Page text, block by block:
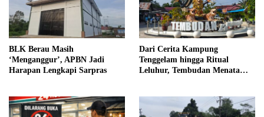
BLK Berau Masih
‘Menganggur’, APBN Jadi
Harapan Lengkapi Sarpras
Dari Cerita Kampung
Tenggelam hingga Ritual
Leluhur, Tembudan Menata